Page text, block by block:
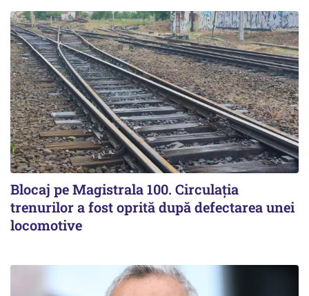
Blocaj pe Magistrala 100. Circulația
trenurilor a fost oprită după defectarea unei
locomotive